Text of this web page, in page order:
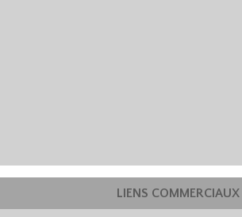
LIENS COMMERCIAUX